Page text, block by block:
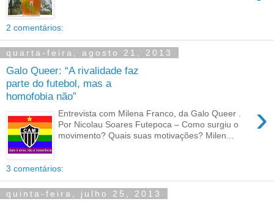
2 comentários:
quarta-feira, agosto 21, 2013
Galo Queer: “A rivalidade faz
parte do futebol, mas a
homofobia não”
›
Entrevista com Milena Franco, da Galo Queer .
Por Nicolau Soares Futepoca – Como surgiu o
movimento? Quais suas motivações? Milen...
3 comentários:
quinta-feira, julho 25, 2013